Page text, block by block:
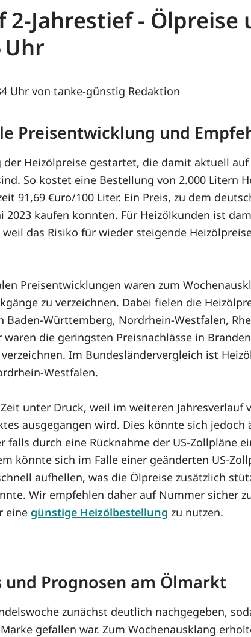
2-Jahrestief -
Uhr von tanke-günstig Redaktion
Preisentwicklung und
Heizölpreise gestartet, die damit aktuell
So kostet eine Bestellung von 2.000 Litern
91,69 €uro/100 Liter. Ein Preis, zu dem
2023 kaufen konnten. Für Heizölkunden ist
das Risiko für wieder steigende
Preisentwicklungen waren zum
zu verzeichnen. Dabei fielen die
Württemberg, Nordrhein-Westfalen,
die geringsten Preisnachlässe in
Im Bundesländervergleich ist
Westfalen.
unter Druck, weil im weiteren Jahresverlauf
ausgegangen wird. Dies könnte sich jedoch
falls durch eine Rücknahme der US-Zollpläne
könnte sich im Falle einer geänderten US-
aufhellen, was die Ölpreise zusätzlich
Wir empfehlen daher auf Nummer sicher
einegünstige Heizölbestellung zu nutzen.
und Prognosen am Ölmarkt
zunächst deutlich nachgegeben,
gefallen war. Zum Wochenausklang